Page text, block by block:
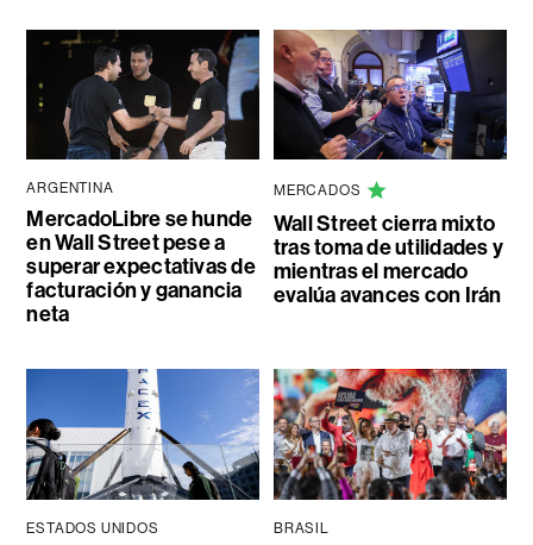
ARGENTINA
MercadoLibre se hunde
en Wall Street pese a
superar expectativas de
facturación y ganancia
neta
MERCADOS
Wall Street cierra mixto
tras toma de utilidades y
mientras el mercado
evalúa avances con Irán
ESTADOS UNIDOS BRASIL